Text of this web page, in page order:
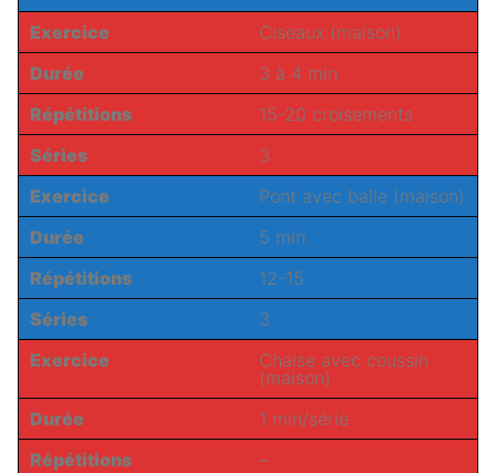
Exercice
Ciseaux (maison)
Durée
3 à 4 min
Répétitions
15-20 croisements
Séries
3
Exercice
Pont avec balle (maison)
Durée
5 min
Répétitions
12-15
Séries
3
Exercice
Chaise avec coussin
(maison)
Durée
1 min/série
Répétitions
–